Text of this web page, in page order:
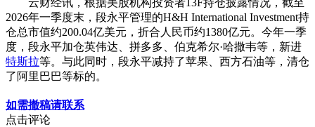
云财经讯，根据美股机构投资者13F持仓披露情况，截至
2026年一季度末，段永平管理的H&H International Investment持
仓总市值约200.04亿美元，折合人民币约1380亿元。今年一季
度，段永平加仓英伟达、拼多多、伯克希尔·哈撒韦等，新进
特斯拉等。与此同时，段永平减持了苹果、西方石油等，清仓
了阿里巴巴等标的。
如需撤稿请联系
点击评论